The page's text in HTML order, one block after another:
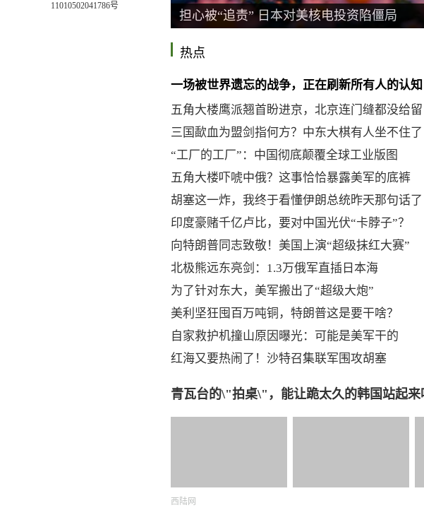
11010502041786号
担心被“追责” 日本对美核电投资陷僵局
热点
一场被世界遗忘的战争，正在刷新所有人的认知
五角大楼鹰派翘首盼进京，北京连门缝都没给留
三国歃血为盟剑指何方？中东大棋有人坐不住了
“工厂的工厂”：中国彻底颠覆全球工业版图
五角大楼吓唬中俄？这事恰恰暴露美军的底裤
胡塞这一炸，我终于看懂伊朗总统昨天那句话了
印度豪赌千亿卢比，要对中国光伏“卡脖子”？
向特朗普同志致敬！美国上演“超级抹红大赛”
北极熊远东亮剑：1.3万俄军直插日本海
为了针对东大，美军搬出了“超级大炮”
美利坚狂囤百万吨铜，特朗普这是要干啥？
自家救护机撞山原因曝光：可能是美军干的
红海又要热闹了！沙特召集联军围攻胡塞
青瓦台的\"拍桌\"，能让跪太久的韩国站起来
西陆网